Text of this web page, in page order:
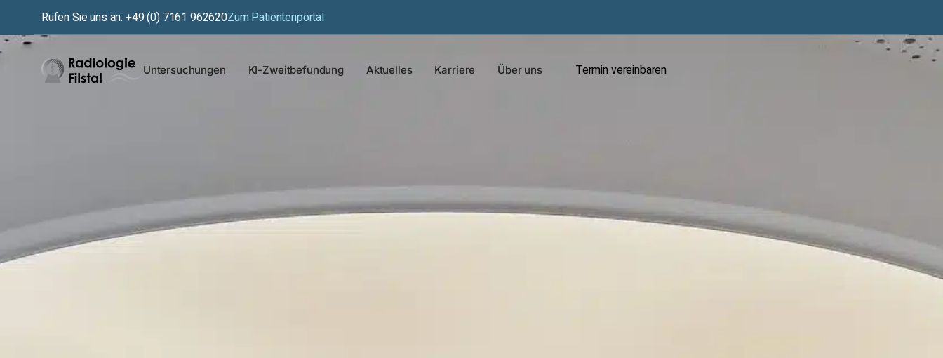
Rufen Sie uns an: +49 (0) 7161 962620Zum Patientenportal
Untersuchungen KI-Zweitbefundung Aktuelles Karriere Über uns Termin vereinbaren